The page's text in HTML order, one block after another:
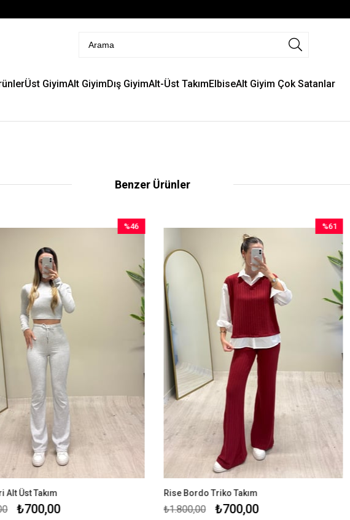
Üst GiyimAlt GiyimDış GiyimAlt-Üst TakımElbiseAlt Giyim Çok Satanlar
Benzer Ürünler
Alt Üst Takım
₺700,00
%46
%46İndirim
Rise Bordo Triko Takım
₺700,00
₺1.800,00
%61
%61İndirim